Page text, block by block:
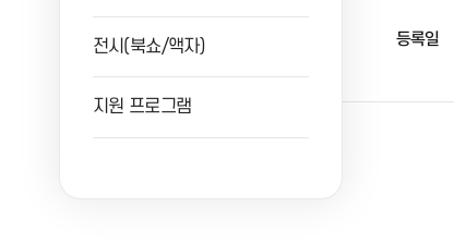
전시(북쇼/액자)
지원 프로그램
등록일